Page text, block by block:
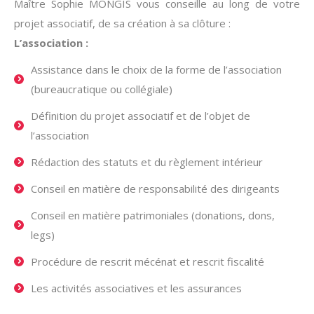
Maître Sophie MONGIS vous conseille au long de votre
projet associatif, de sa création à sa clôture :
L’association :
Assistance dans le choix de la forme de l’association
(bureaucratique ou collégiale)
Définition du projet associatif et de l’objet de
l’association
Rédaction des statuts et du règlement intérieur
Conseil en matière de responsabilité des dirigeants
Conseil en matière patrimoniales (donations, dons,
legs)
Procédure de rescrit mécénat et rescrit fiscalité
Les activités associatives et les assurances